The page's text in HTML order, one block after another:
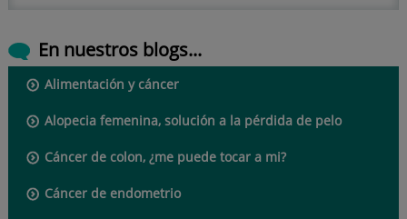
En nuestros blogs...
Alimentación y cáncer
Alopecia femenina, solución a la pérdida de pelo
Cáncer de colon, ¿me puede tocar a mi?
Cáncer de endometrio